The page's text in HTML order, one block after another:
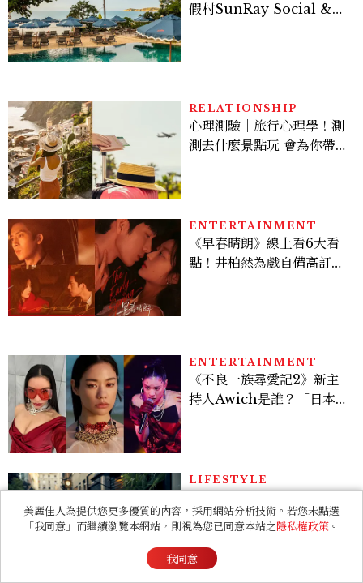
假村SunRay Social &
RELATIONSHIP
心理測驗｜旅行心理學！測
測去什麼景點玩 會為你帶來
ENTERTAINMENT
《早春晴朗》線上看6大看
點！井柏然為戲自備高訂，
ENTERTAINMENT
《不良一族尋愛記2》新主
持人Awich是誰？「日本嘻
LIFESTYLE
12星座最怕被發現的真實面
貌，「這星座」一直在假裝
不在意
美麗佳人為提供您更多優質的內容，採用網站分析技術。若您未點選
「我同意」而繼續瀏覽本網站，則視為您已同意本站之隱私權政策 。
我同意